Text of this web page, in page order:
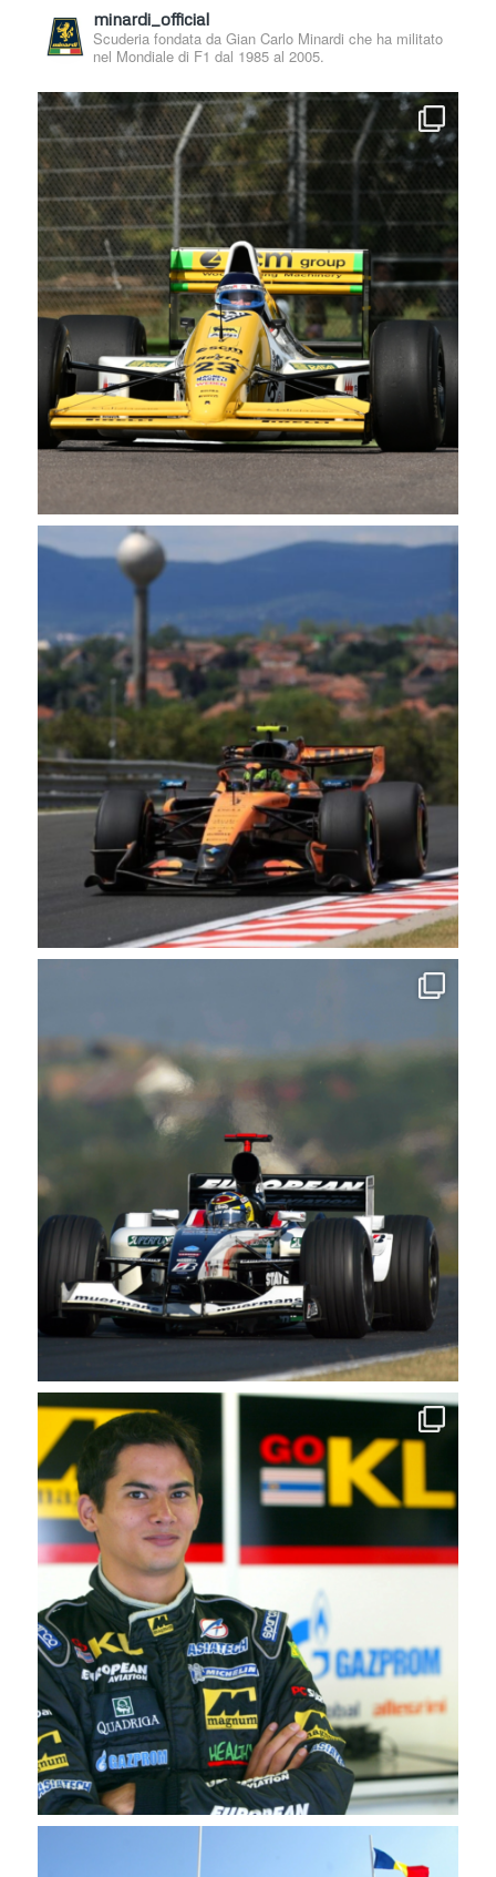
minardi_official
Scuderia fondata da Gian Carlo Minardi che ha militato
nel Mondiale di F1 dal 1985 al 2005.